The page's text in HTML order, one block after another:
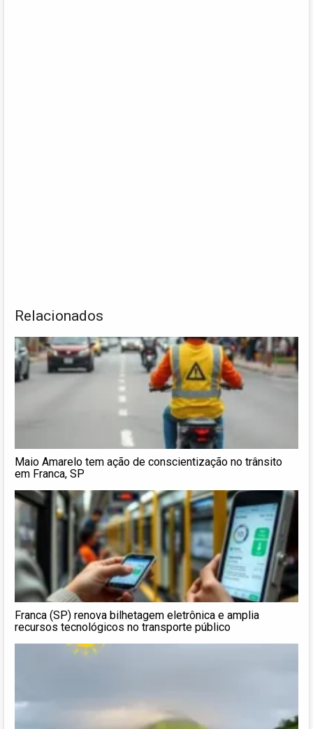
Relacionados
Maio Amarelo tem ação de conscientização no trânsito
em Franca, SP
Franca (SP) renova bilhetagem eletrônica e amplia
recursos tecnológicos no transporte público